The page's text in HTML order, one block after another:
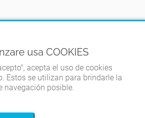
usa COOKIES
acepta el uso de cookies
Estos se utilizan para brindarle la
navegación posible.